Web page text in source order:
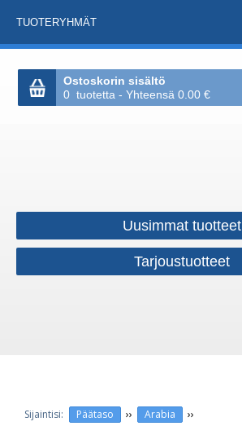
TUOTERYHMÄT
Ostoskorin sisältö
0 tuotetta - Yhteensä 0.00 €
Uusimmat tuotteet
Tarjoustuotteet
Päätaso ›› Arabia ››